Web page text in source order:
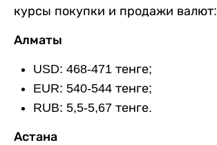
курсы покупки и продажи валют:
Алматы
USD: 468-471 тенге;
EUR: 540-544 тенге;
RUB: 5,5-5,67 тенге.
Астана